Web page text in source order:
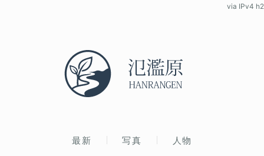
最新 写真 人物
via IPv4 h2